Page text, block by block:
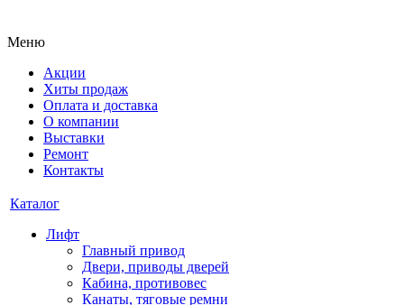
Меню
Акции
Хиты продаж
Оплата и доставка
О компании
Выставки
Ремонт
Контакты
Каталог
Лифт
Главный привод
Двери, приводы дверей
Кабина, противовес
Канаты, тяговые ремни